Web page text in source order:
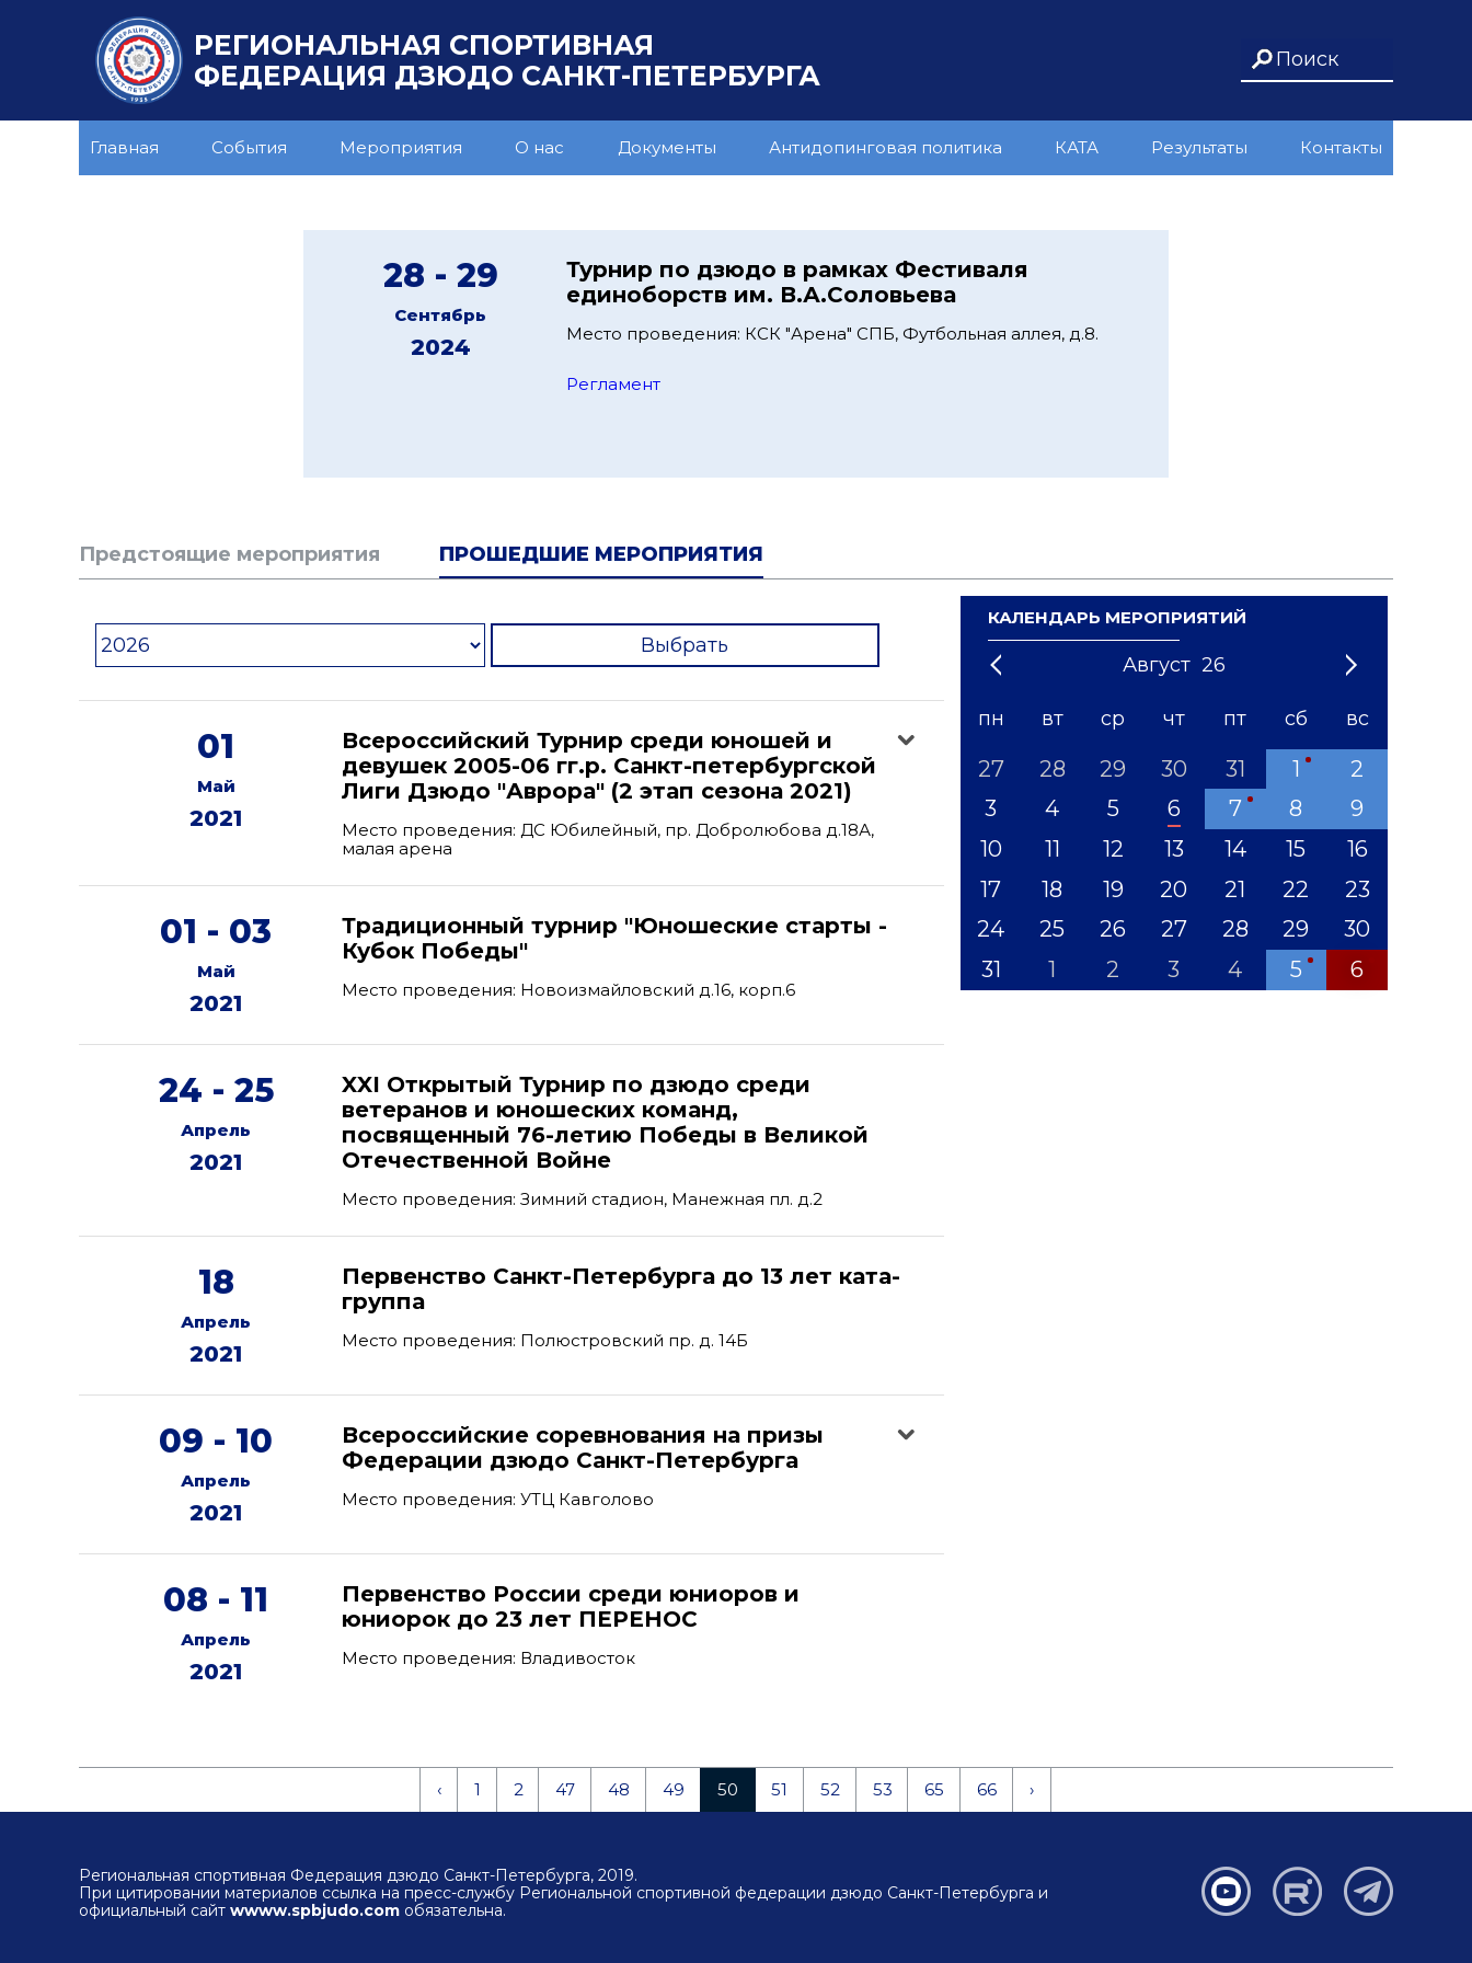
РЕГИОНАЛЬНАЯ СПОРТИВНАЯ
ФЕДЕРАЦИЯ ДЗЮДО САНКТ-ПЕТЕРБУРГА
Главная События Мероприятия О нас Документы Антидопинговая политика КАТА Результаты Контакты
28 - 29
Сентябрь
2024
Турнир по дзюдо в рамках Фестиваля
единоборств им. В.А.Соловьева
Место проведения: КСК "Арена" СПБ, Футбольная аллея, д.8.
Регламент
Предстоящие мероприятия ПРОШЕДШИЕ МЕРОПРИЯТИЯ
Выбрать
01
Май
2021
Всероссийский Турнир среди юношей и
девушек 2005-06 гг.р. Санкт-петербургской
Лиги Дзюдо "Аврора" (2 этап сезона 2021)
Место проведения: ДС Юбилейный, пр. Добролюбова д.18А,
малая арена
01 - 03
Май
2021
Традиционный турнир "Юношеские старты -
Кубок Победы"
Место проведения: Новоизмайловский д.16, корп.6
24 - 25
Апрель
2021
XXI Открытый Турнир по дзюдо среди
ветеранов и юношеских команд,
посвященный 76-летию Победы в Великой
Отечественной Войне
Место проведения: Зимний стадион, Манежная пл. д.2
18
Апрель
2021
Первенство Санкт-Петербурга до 13 лет ката-
группа
Место проведения: Полюстровский пр. д. 14Б
09 - 10
Апрель
2021
Всероссийские соревнования на призы
Федерации дзюдо Санкт-Петербурга
Место проведения: УТЦ Кавголово
08 - 11
Апрель
2021
Первенство России среди юниоров и
юниорок до 23 лет ПЕРЕНОС
Место проведения: Владивосток
КАЛЕНДАРЬ МЕРОПРИЯТИЙ
Август 26
1 3 5 8 10 12
'21 '23 '24 '25 '26 '27 '28 '29 '31
пн вт ср чт пт сб вс
27 28 29 30 31 1
2
3
4 5 6 7 8
9
10
11 12 13 14 15
16
17
18 19 20 21 22
23
24
25 26 27 28 29
30
31
1 2 3 4 5 6
‹ 1 2 47 48 49 50 51 52 53 65 66 ›
Региональная спортивная Федерация дзюдо Санкт-Петербурга, 2019.
При цитировании материалов ссылка на пресс-службу Региональной спортивной федерации дзюдо Санкт-Петербурга и
официальный сайт wwww.spbjudo.com обязательна.